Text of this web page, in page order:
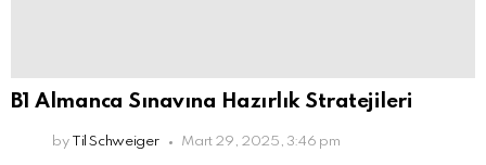
B1 Almanca Sınavına Hazırlık Stratejileri
by Til Schweiger Mart 29, 2025, 3:46 pm